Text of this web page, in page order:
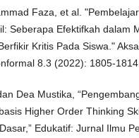
Faza, et al.
Seberapa Efektifkah dalam
Kritis Pada Siswa."
8.3 (2022): 1805-
Dea Mustika,
Higher Order Thinking
Edukatif: Jurnal Ilmu